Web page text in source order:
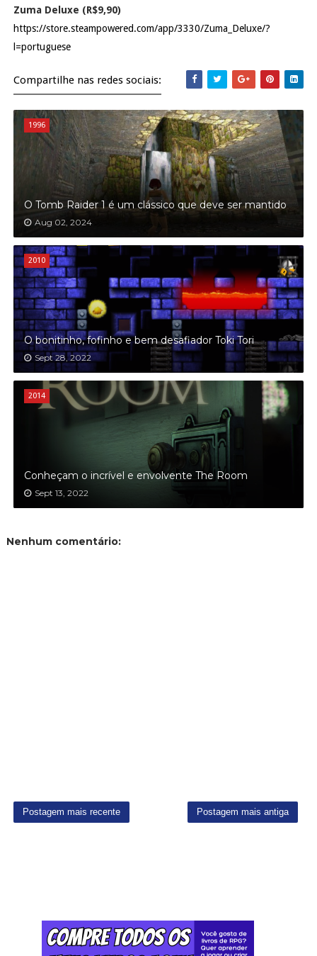
Zuma Deluxe (R$9,90)
https://store.steampowered.com/app/3330/Zuma_Deluxe/?
l=portuguese
Compartilhe nas redes sociais:
1996
O Tomb Raider 1 é um clássico que deve ser mantido
Aug 02, 2024
2010
O bonitinho, fofinho e bem desafiador Toki Tori
Sept 28, 2022
2014
Conheçam o incrível e envolvente The Room
Sept 13, 2022
Nenhum comentário:
Postagem mais recente Postagem mais antiga